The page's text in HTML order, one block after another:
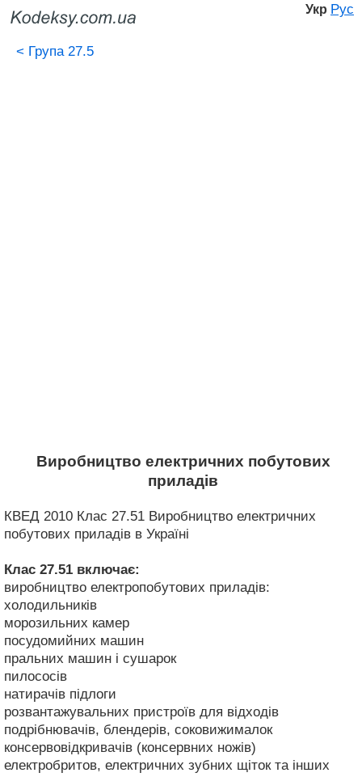
Укр Рус
< Група 27.5
Виробництво електричних побутових
приладів
КВЕД 2010 Клас 27.51 Виробництво електричних
побутових приладів в Україні
Клас 27.51 включає:
виробництво електропобутових приладів:
холодильників
морозильних камер
посудомийних машин
пральних машин і сушарок
пилососів
натирачів підлоги
розвантажувальних пристроїв для відходів
подрібнювачів, блендерів, соковижималок
консервовідкривачів (консервних ножів)
електробритов, електричних зубних щіток та інших